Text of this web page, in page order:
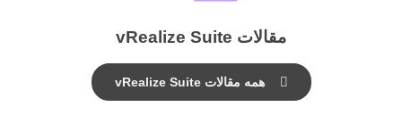
مقالات vRealize Suite
همه مقالات vRealize Suite